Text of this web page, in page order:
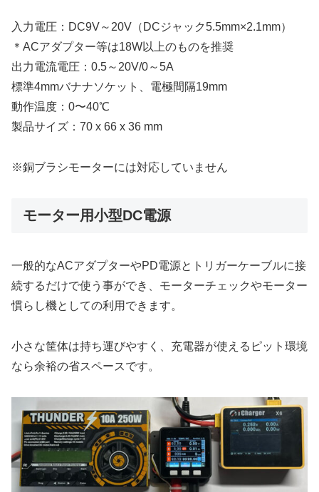
入力電圧：DC9V～20V（DCジャック5.5mm×2.1mm）
＊ACアダプター等は18W以上のものを推奨
出力電流電圧：0.5～20V/0～5A
標準4mmバナナソケット、電極間隔19mm
動作温度：0〜40℃
製品サイズ：70 x 66 x 36 mm
※銅ブラシモーターには対応していません
モーター用小型DC電源
一般的なACアダプターやPD電源とトリガーケーブルに接
続するだけで使う事ができ、モーターチェックやモーター
慣らし機としての利用できます。
小さな筐体は持ち運びやすく、充電器が使えるピット環境
なら余裕の省スペースです。